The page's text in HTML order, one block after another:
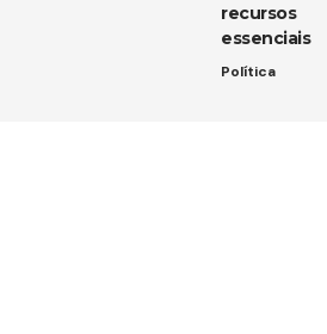
recursos
essenciais
Política